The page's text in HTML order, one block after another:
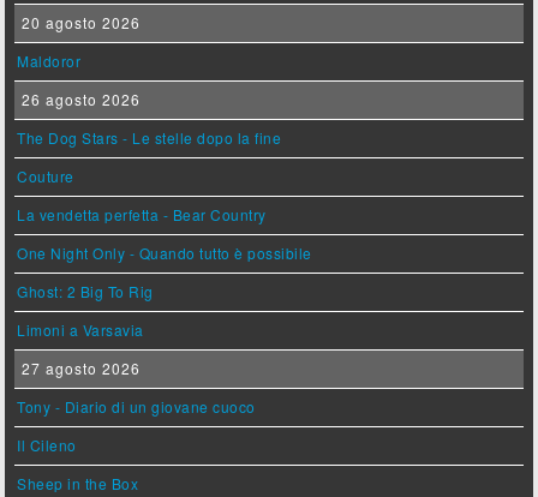
20 agosto 2026
Maldoror
26 agosto 2026
The Dog Stars - Le stelle dopo la fine
Couture
La vendetta perfetta - Bear Country
One Night Only - Quando tutto è possibile
Ghost: 2 Big To Rig
Limoni a Varsavia
27 agosto 2026
Tony - Diario di un giovane cuoco
Il Cileno
Sheep in the Box